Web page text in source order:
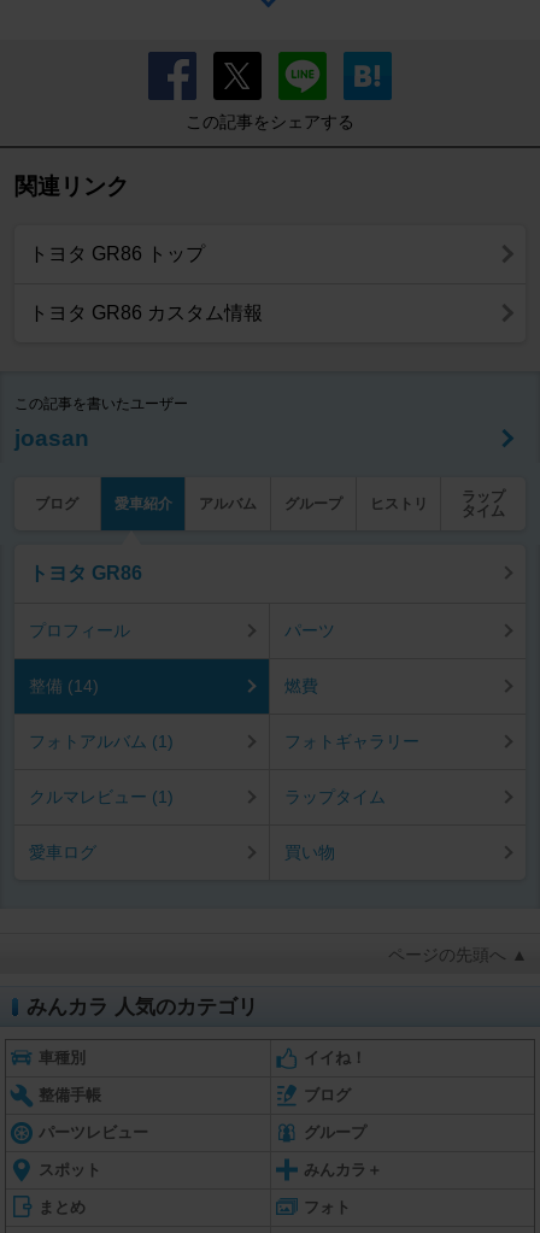
この記事をシェアする
関連リンク
トヨタ GR86 トップ
トヨタ GR86 カスタム情報
この記事を書いたユーザー
joasan
ブログ 愛車紹介 アルバム グループ ヒストリ
ラップ
タイム
トヨタ GR86
プロフィール パーツ
整備 (14) 燃費
フォトアルバム (1) フォトギャラリー
クルマレビュー (1) ラップタイム
愛車ログ 買い物
ページの先頭へ ▲
みんカラ 人気のカテゴリ
車種別 イイね！
整備手帳 ブログ
パーツレビュー グループ
スポット みんカラ＋
まとめ フォト